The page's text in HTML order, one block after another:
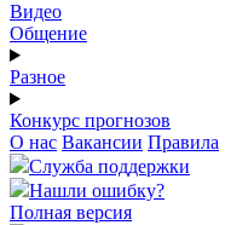
Видео
Общение
Разное
Конкурс прогнозов
О нас Вакансии Правила
Служба поддержки
Нашли ошибку?
Полная версия